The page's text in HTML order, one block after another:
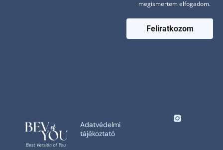
megismertem elfogadom.
Feliratkozom
Adatvédelmi
tájékoztató